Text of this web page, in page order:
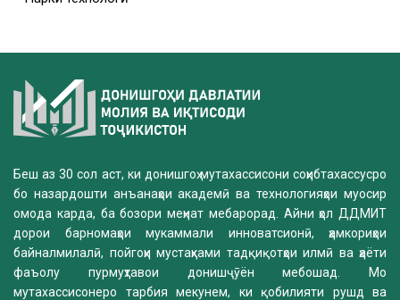
Беш аз 30 сол аст, ки донишгоҳ мутахассисони соҳибтахассусро
бо назардошти анъанаҳои академӣ ва технологияҳои муосир
омода карда, ба бозори меҳнат мебарорад. Айни ҳол ДДМИТ
дорои барномаҳои мукаммали инноватсионӣ, ҳамкориҳои
байналмилалӣ, пойгоҳи мустаҳками тадқиқотҳои илмӣ ва ҳаёти
фаъолу пурмуҳтавои донишҷӯён мебошад. Мо
мутахассисонеро тарбия мекунем, ки қобилияти рушд ва